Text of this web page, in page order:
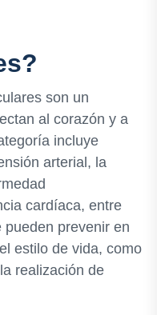
son un
al corazón y a
incluye
arterial, la
cardíaca, entre
prevenir en
estilo de vida, como
realización de